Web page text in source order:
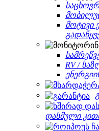
მოტივი
RV /
დასმული